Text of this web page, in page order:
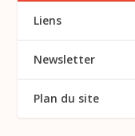
Liens
Newsletter
Plan du site